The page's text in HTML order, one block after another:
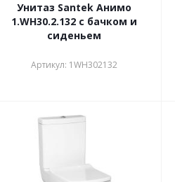
Унитаз Santek Анимо
1.WH30.2.132 с бачком и
сиденьем
Артикул: 1WH302132